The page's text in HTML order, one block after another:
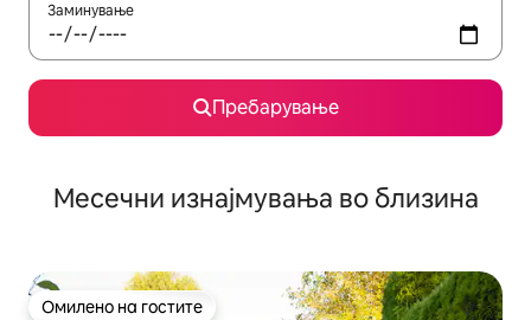
Заминување
Пребарување
Месечни изнајмувања во близина
Омилено на гостите